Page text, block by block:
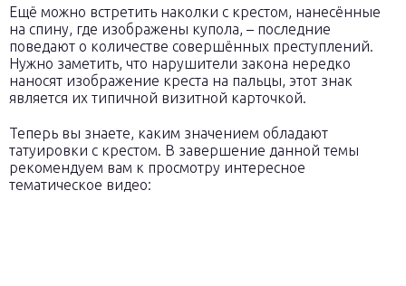
Ещё можно встретить наколки с крестом, нанесённые
на спину, где изображены купола, – последние
поведают о количестве совершённых преступлений.
Нужно заметить, что нарушители закона нередко
наносят изображение креста на пальцы, этот знак
является их типичной визитной карточкой.
Теперь вы знаете, каким значением обладают
татуировки с крестом. В завершение данной темы
рекомендуем вам к просмотру интересное
тематическое видео: